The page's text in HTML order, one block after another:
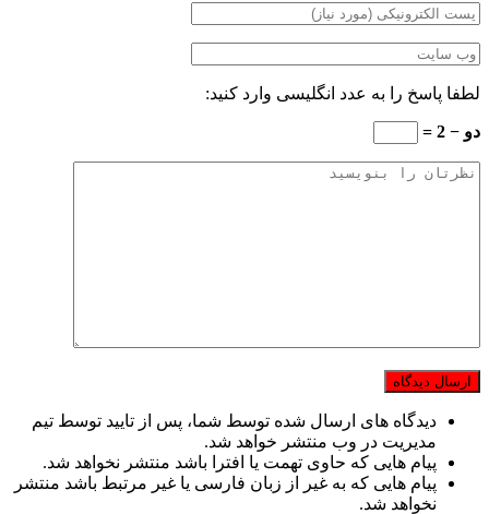
لطفا پاسخ را به عدد انگلیسی وارد کنید:
دو − 2 =
دیدگاه های ارسال شده توسط شما، پس از تایید توسط تیم
مدیریت در وب منتشر خواهد شد.
پیام هایی که حاوی تهمت یا افترا باشد منتشر نخواهد شد.
پیام هایی که به غیر از زبان فارسی یا غیر مرتبط باشد منتشر
نخواهد شد.